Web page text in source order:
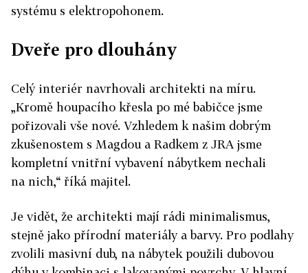
systému s elektropohonem.
Dveře pro dlouhány
Celý interiér navrhovali architekti na míru.
„Kromě houpacího křesla po mé babičce jsme
pořizovali vše nové. Vzhledem k našim dobrým
zkušenostem s Magdou a Radkem z JRA jsme
kompletní vnitřní vybavení nábytkem nechali
na nich,“ říká majitel.
Je vidět, že architekti mají rádi minimalismus,
stejně jako přírodní materiály a barvy. Pro podlahy
zvolili masivní dub, na nábytek použili dubovou